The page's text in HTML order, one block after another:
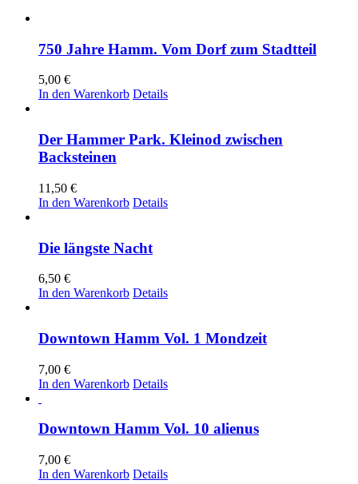
750 Jahre Hamm. Vom Dorf zum Stadtteil
5,00 €
In den Warenkorb Details
Der Hammer Park. Kleinod zwischen
Backsteinen
11,50 €
In den Warenkorb Details
Die längste Nacht
6,50 €
In den Warenkorb Details
Downtown Hamm Vol. 1 Mondzeit
7,00 €
In den Warenkorb Details
Downtown Hamm Vol. 10 alienus
7,00 €
In den Warenkorb Details